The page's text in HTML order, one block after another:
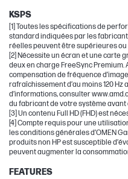
KSPS
[1] Toutes les spécifications de
standard indiquées par les
réelles peuvent être supérieures
[2] Nécessite un écran et une carte
deux en charge FreeSync
compensation de fréquence
rafraîchissement d’au moins 120 Hz
d’informations, consulter
du fabricant de votre système avant
[3] Un contenu Full HD (FHD) est
[4] Compte requis pour une
les conditions générales d’OMEN
produits non HP est susceptible
peuvent augmenter la
FEATURES